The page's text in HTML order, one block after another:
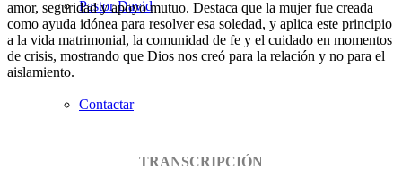
Pastor David
Contactar
amor, seguridad y apoyo mutuo. Destaca que la mujer fue creada
como ayuda idónea para resolver esa soledad, y aplica este principio
a la vida matrimonial, la comunidad de fe y el cuidado en momentos
de crisis, mostrando que Dios nos creó para la relación y no para el
aislamiento.
TRANSCRIPCIÓN